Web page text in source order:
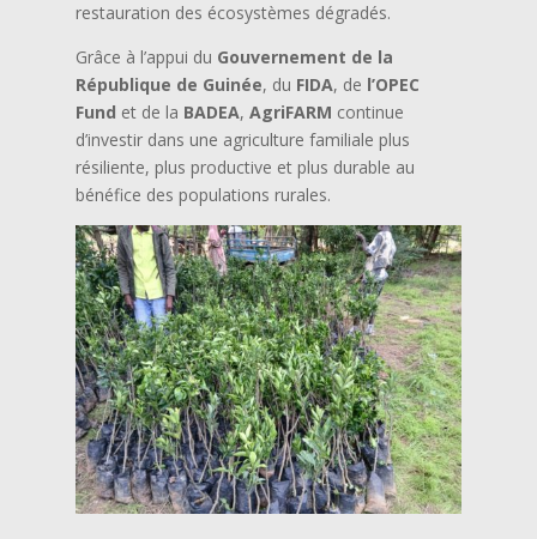
restauration des écosystèmes dégradés.
Grâce à l’appui du Gouvernement de la
République de Guinée, du FIDA, de l’OPEC
Fund et de la BADEA,AgriFARM continue
d’investir dans une agriculture familiale plus
résiliente, plus productive et plus durable au
bénéfice des populations rurales.